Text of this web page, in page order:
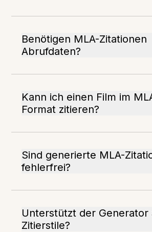
Benötigen MLA-Zitationen
Abrufdaten?
Kann ich einen Film im
Format zitieren?
Sind generierte MLA-
fehlerfrei?
Unterstützt der Generator
Zitierstile?